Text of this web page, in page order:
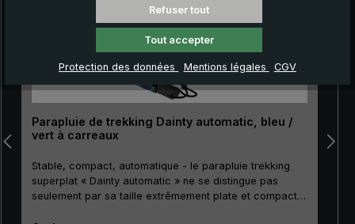
Parapluie de trekking Dainty automatic, bleu /
vert à carreaux
Stable, compact, automatique - le parapluie trekking
superplat « Dainty automatic » ne se distingue pas
seulement par sa taille extrêmement plate et compacte.
Refuser tout
Tout accepter
Protection des données Mentions légales CGV